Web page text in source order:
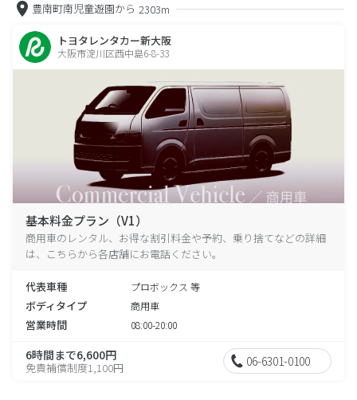
豊南町南児童遊園から 2303m
トヨタレンタカー新大阪
大阪市淀川区西中島6-8-33
基本料金プラン（V1）
商用車のレンタル、お得な割引料金や予約、乗り捨てなどの詳細
は、こちらから各店舗にお電話ください。
代表車種 プロボックス 等
ボディタイプ 商用車
営業時間 08:00-20:00
6時間まで6,600円
免責補償制度1,100円 06-6301-0100